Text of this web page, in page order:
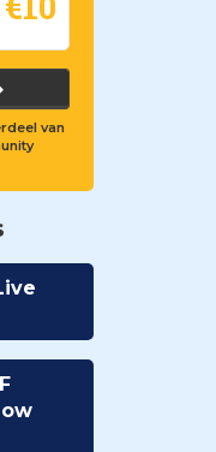
van